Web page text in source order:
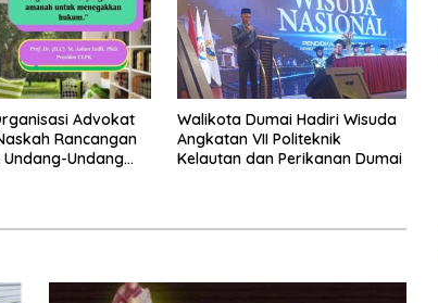
Advokat
Rancangan
Undang
Walikota Dumai Hadiri Wisuda
Angkatan VII Politeknik
Kelautan dan Perikanan Dumai